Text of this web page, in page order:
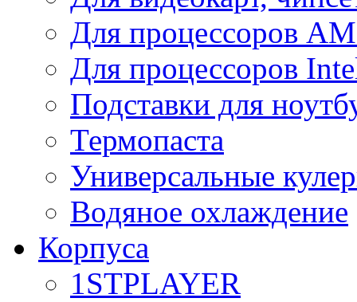
Для процессоров
Для процессоров
Подставки для
Термопаста
Универсальные
Водяное охлаждение
Корпуса
1STPLAYER